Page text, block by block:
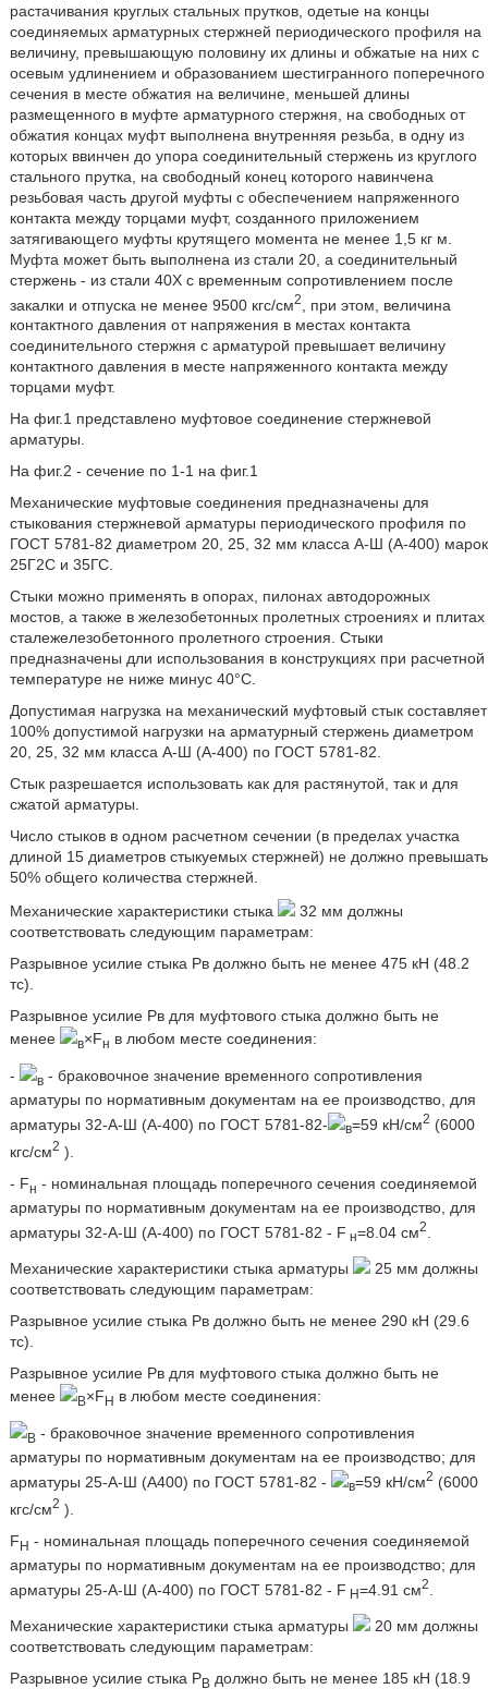
растачивания круглых стальных прутков, одетые на концы
соединяемых арматурных стержней периодического профиля на
величину, превышающую половину их длины и обжатые на них с
осевым удлинением и образованием шестигранного поперечного
сечения в месте обжатия на величине, меньшей длины
размещенного в муфте арматурного стержня, на свободных от
обжатия концах муфт выполнена внутренняя резьба, в одну из
которых ввинчен до упора соединительный стержень из круглого
стального прутка, на свободный конец которого навинчена
резьбовая часть другой муфты с обеспечением напряженного
контакта между торцами муфт, созданного приложением
затягивающего муфты крутящего момента не менее 1,5 кг м.
Муфта может быть выполнена из стали 20, а соединительный
стержень - из стали 40Х с временным сопротивлением после
закалки и отпуска не менее 9500 кгс/см2
, при этом, величина
контактного давления от напряжения в местах контакта
соединительного стержня с арматурой превышает величину
контактного давления в месте напряженного контакта между
торцами муфт.
На фиг.1 представлено муфтовое соединение стержневой
арматуры.
На фиг.2 - сечение по 1-1 на фиг.1
Механические муфтовые соединения предназначены для
стыкования стержневой арматуры периодического профиля по
ГОСТ 5781-82 диаметром 20, 25, 32 мм класса А-Ш (А-400) марок
25Г2С и 35ГС.
Стыки можно применять в опорах, пилонах автодорожных
мостов, а также в железобетонных пролетных строениях и плитах
сталежелезобетонного пролетного строения. Стыки
предназначены дли использования в конструкциях при расчетной
температуре не ниже минус 40°С.
Допустимая нагрузка на механический муфтовый стык составляет
100% допустимой нагрузки на арматурный стержень диаметром
20, 25, 32 мм класса А-Ш (А-400) по ГОСТ 5781-82.
Стык разрешается использовать как для растянутой, так и для
сжатой арматуры.
Число стыков в одном расчетном сечении (в пределах участка
длиной 15 диаметров стыкуемых стержней) не должно превышать
50% общего количества стержней.
Механические характеристики стыка
32 мм должны
соответствовать следующим параметрам:
Разрывное усилие стыка Рв должно быть не менее 475 кН (48.2
тс).
Разрывное усилие Рв для муфтового стыка должно быть не
менее
в×Fн в любом месте соединения:
- в- браковочное значение временного сопротивления
арматуры по нормативным документам на ее производство, для
арматуры 32-А-Ш (А-400) по ГОСТ 5781-82-
в=59 кН/см2 (6000
кгс/см2 ).
- Fн - номинальная площадь поперечного сечения соединяемой
арматуры по нормативным документам на ее производство, для
арматуры 32-А-Ш (А-400) по ГОСТ 5781-82 - F н=8.04 см2
Механические характеристики стыка арматуры
25 мм должны
соответствовать следующим параметрам:
Разрывное усилие стыка Рв должно быть не менее 290 кН (29.6
тс).
Разрывное усилие Рв для муфтового стыка должно быть не
менее
В×F Н в любом месте соединения:
В - браковочное значение временного сопротивления
арматуры по нормативным документам на ее производство; для
арматуры 25-А-Ш (А400) по ГОСТ 5781-82 -
в=59 кН/см2 (6000
кгс/см2 ).
FН - номинальная площадь поперечного сечения соединяемой
арматуры по нормативным документам на ее производство; для
арматуры 25-А-Ш (А-400) по ГОСТ 5781-82 - F Н=4.91 см2
Механические характеристики стыка арматуры
20 мм должны
соответствовать следующим параметрам:
Разрывное усилие стыка РВ должно быть не менее 185 кН (18.9